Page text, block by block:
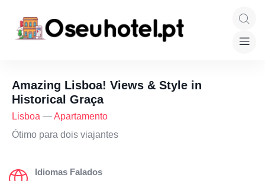
Amazing Lisboa! Views & Style in
Historical Graça
Lisboa —Apartamento
Ótimo para dois viajantes
Idiomas Falados